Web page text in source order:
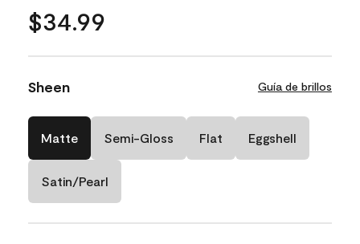
$34.99
Sheen Guía de brillos
Matte Semi-Gloss Flat Eggshell
Satin/Pearl